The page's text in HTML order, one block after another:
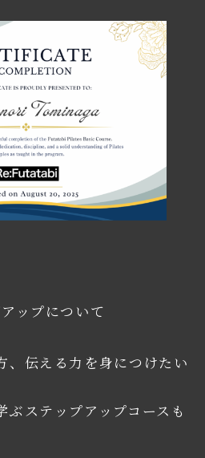
ップについて
、伝える力を身につけたい
ぶステップアップコースも